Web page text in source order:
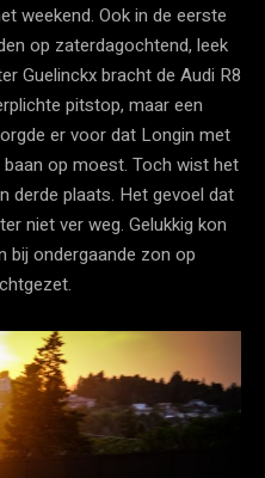
weekend. Ook in de eerste
op zaterdagochtend, leek
Guelinckx bracht de Audi R8
pitstop, maar een
er voor dat Longin met
op moest. Toch wist het
derde plaats. Het gevoel dat
niet ver weg. Gelukkig kon
bij ondergaande zon op